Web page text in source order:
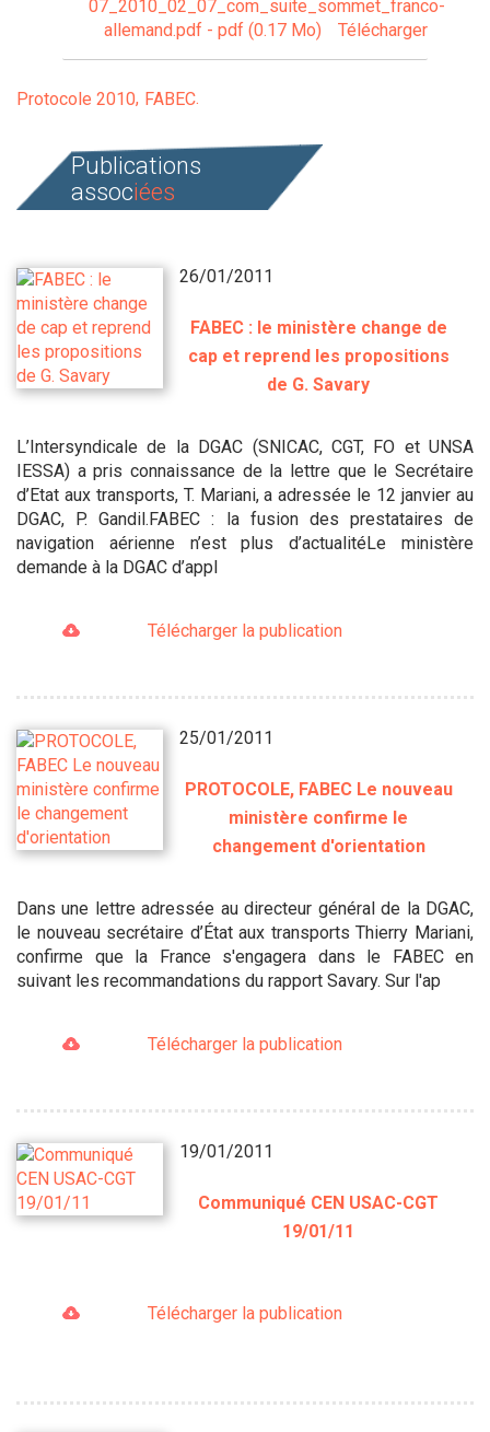
07_2010_02_07_com_suite_sommet_franco-
allemand.pdf - pdf (0.17 Mo)
Télécharger
Protocole 2010 FABEC
Publications
associées
26/01/2011
FABEC : le ministère change de
cap et reprend les propositions
de G. Savary
L’Intersyndicale de la DGAC (SNICAC, CGT, FO et UNSA
IESSA) a pris connaissance de la lettre que le Secrétaire
d’Etat aux transports, T. Mariani, a adressée le 12 janvier au
DGAC, P. Gandil.FABEC : la fusion des prestataires de
navigation aérienne n’est plus d’actualitéLe ministère
demande à la DGAC d’appl
Télécharger la publication
25/01/2011
PROTOCOLE, FABEC Le nouveau
ministère confirme le
changement d'orientation
Dans une lettre adressée au directeur général de la DGAC,
le nouveau secrétaire d’État aux transports Thierry Mariani,
confirme que la France s'engagera dans le FABEC en
suivant les recommandations du rapport Savary. Sur l'ap
Télécharger la publication
19/01/2011
Communiqué CEN USAC-CGT
19/01/11
Télécharger la publication